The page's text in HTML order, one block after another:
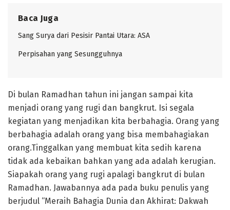
Baca Juga
Sang Surya dari Pesisir Pantai Utara: ASA
Perpisahan yang Sesungguhnya
Di bulan Ramadhan tahun ini jangan sampai kita
menjadi orang yang rugi dan bangkrut. Isi segala
kegiatan yang menjadikan kita berbahagia. Orang yang
berbahagia adalah orang yang bisa membahagiakan
orang.Tinggalkan yang membuat kita sedih karena
tidak ada kebaikan bahkan yang ada adalah kerugian.
Siapakah orang yang rugi apalagi bangkrut di bulan
Ramadhan. Jawabannya ada pada buku penulis yang
berjudul “Meraih Bahagia Dunia dan Akhirat: Dakwah